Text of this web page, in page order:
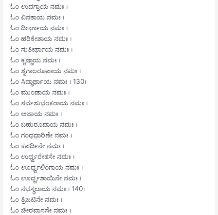
ಓಂ ಉದಗ್ರಾಯ ನಮಃ ।
ಓಂ ವಿನತಾಯ ನಮಃ ।
ಓಂ ದೀರ್ಘಾಯ ನಮಃ ।
ಓಂ ಹರಿಕೇಶಾಯ ನಮಃ ।
ಓಂ ಸುತೀರ್ಥಾಯ ನಮಃ ।
ಓಂ ಕೃಷ್ಣಾಯ ನಮಃ ।
ಓಂ ಶೃಗಾಲರೂಪಾಯ ನಮಃ ।
ಓಂ ಸಿದ್ಧಾರ್ಥಾಯ ನಮಃ । 130।
ಓಂ ಮುಂಡಾಯ ನಮಃ ।
ಓಂ ಸರ್ವಶುಭಂಕರಾಯ ನಮಃ ।
ಓಂ ಅಜಾಯ ನಮಃ ।
ಓಂ ಬಹುರೂಪಾಯ ನಮಃ ।
ಓಂ ಗಂಧಧಾರಿಣೇ ನಮಃ ।
ಓಂ ಕಪರ್ದಿನೇ ನಮಃ ।
ಓಂ ಉರ್ಧ್ವರೇತಸೇ ನಮಃ ।
ಓಂ ಊರ್ಧ್ವಲಿಂಗಾಯ ನಮಃ ।
ಓಂ ಊರ್ಧ್ವಶಾಯಿನೇ ನಮಃ ।
ಓಂ ನಭಸ್ಥಲಾಯ ನಮಃ । 140।
ಓಂ ತ್ರಿಜಟಿನೇ ನಮಃ ।
ಓಂ ಚೀರವಾಸಸೇ ನಮಃ ।